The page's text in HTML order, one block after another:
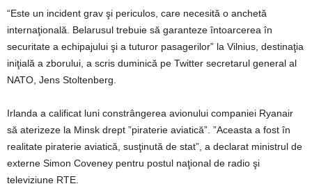
“Este un incident grav şi periculos, care necesită o anchetă
internaţională. Belarusul trebuie să garanteze întoarcerea în
securitate a echipajului şi a tuturor pasagerilor” la Vilnius, destinaţia
iniţială a zborului, a scris duminică pe Twitter secretarul general al
NATO, Jens Stoltenberg.
Irlanda a calificat luni constrângerea avionului companiei Ryanair
să aterizeze la Minsk drept ”piraterie aviatică”. ”Aceasta a fost în
realitate piraterie aviatică, susţinută de stat”, a declarat ministrul de
externe Simon Coveney pentru postul naţional de radio şi
televiziune RTE.